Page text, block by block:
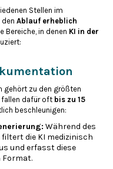
Stellen im
denAblauf erheblich
Bereiche, in denen KI in der
gehört zu den größten
fallen dafür oft bis zu 15
beschleunigen:
Während des
die KI medizinisch
und erfasst diese